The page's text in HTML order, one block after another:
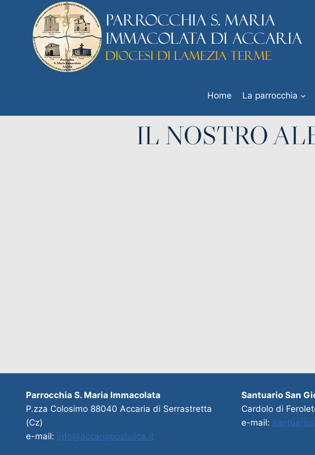
Home La parrocchia
IL NOSTRO
Parrocchia S. Maria Immacolata
P.zza Colosimo 88040 Accaria di Serrastretta
(Cz)
e-mail: info@accariapostolica.it
Santuario San
Cardolo di
e-mail: